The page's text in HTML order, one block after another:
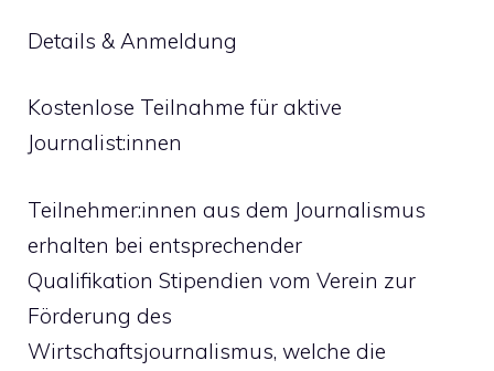
Details & Anmeldung
Kostenlose Teilnahme für aktive
Journalist:innen
Teilnehmer:innen aus dem Journalismus
erhalten bei entsprechender
Qualifikation Stipendien vom Verein zur
Förderung des
Wirtschaftsjournalismus, welche die